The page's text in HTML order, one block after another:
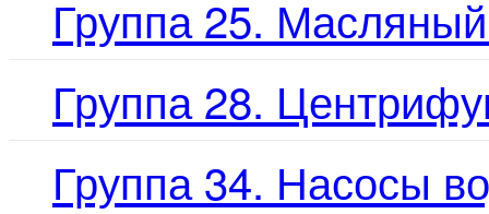
Группа 25.
Группа 28.
Группа 34. Насосы